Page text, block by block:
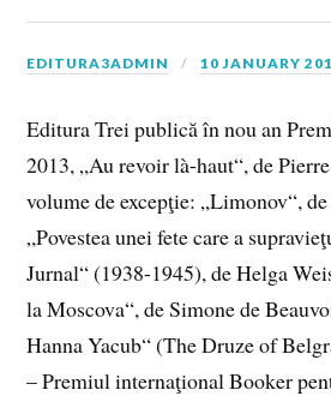
EDITURA3ADMIN 10 JANUARY
Editura Trei publică în nou an
2013, „Au revoir là-haut“, de
volume de excepţie: „Limonov“,
„Povestea unei fete care a
Jurnal“ (1938-1945), de Helga
la Moscova“, de Simone de
Hanna Yacub“ (The Druze of
– Premiul internaţional Booker